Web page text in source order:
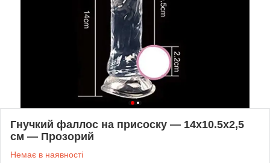
Гнучкий фаллос на присоску — 14x10.5x2,5
см — Прозорий
Немає в наявності